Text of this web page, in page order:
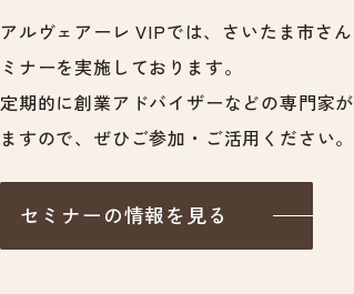
アルヴェアーレ VIPでは、さいたま市さ
ミナーを実施しております。
定期的に創業アドバイザーなどの専門家
ますので、ぜひご参加・ご活用ください。
セミナーの情報を見る